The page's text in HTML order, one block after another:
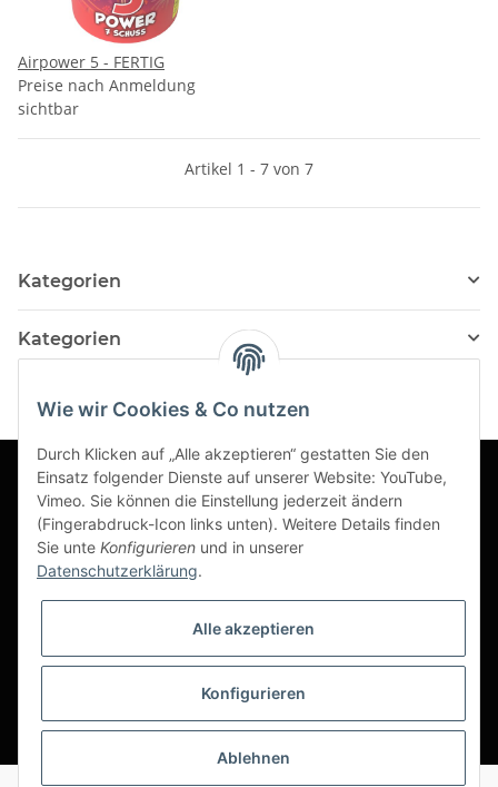
Airpower 5 - FERTIG
Preise nach Anmeldung
sichtbar
Artikel 1 - 7 von 7
Kategorien
Kategorien
Informationen
Gesetzliche Informationen
Wie wir Cookies & Co nutzen
Durch Klicken auf „Alle akzeptieren“ gestatten Sie den
Einsatz folgender Dienste auf unserer Website: YouTube,
Vimeo. Sie können die Einstellung jederzeit ändern
(Fingerabdruck-Icon links unten). Weitere Details finden
Sie unte Konfigurieren und in unserer
Datenschutzerklärung.
Alle akzeptieren
Konfigurieren
Ablehnen